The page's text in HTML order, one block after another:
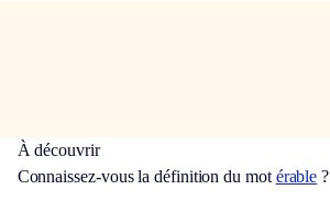
À découvrir
Connaissez-vous la définition du mot érable ?